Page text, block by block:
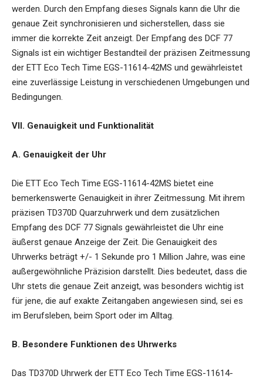
werden. Durch den Empfang dieses Signals kann die Uhr die
genaue Zeit synchronisieren und sicherstellen, dass sie
immer die korrekte Zeit anzeigt. Der Empfang des DCF 77
Signals ist ein wichtiger Bestandteil der präzisen Zeitmessung
der ETT Eco Tech Time EGS-11614-42MS und gewährleistet
eine zuverlässige Leistung in verschiedenen Umgebungen und
Bedingungen.
VII. Genauigkeit und Funktionalität
A. Genauigkeit der Uhr
Die ETT Eco Tech Time EGS-11614-42MS bietet eine
bemerkenswerte Genauigkeit in ihrer Zeitmessung. Mit ihrem
präzisen TD370D Quarzuhrwerk und dem zusätzlichen
Empfang des DCF 77 Signals gewährleistet die Uhr eine
äußerst genaue Anzeige der Zeit. Die Genauigkeit des
Uhrwerks beträgt +/- 1 Sekunde pro 1 Million Jahre, was eine
außergewöhnliche Präzision darstellt. Dies bedeutet, dass die
Uhr stets die genaue Zeit anzeigt, was besonders wichtig ist
für jene, die auf exakte Zeitangaben angewiesen sind, sei es
im Berufsleben, beim Sport oder im Alltag.
B. Besondere Funktionen des Uhrwerks
Das TD370D Uhrwerk der ETT Eco Tech Time EGS-11614-